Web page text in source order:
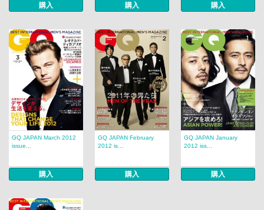
購入 購入 購入
GQ JAPAN March 2012
issue...
購入
GQ JAPAN February
2012 is...
購入
GQ JAPAN January
2012 iss...
購入